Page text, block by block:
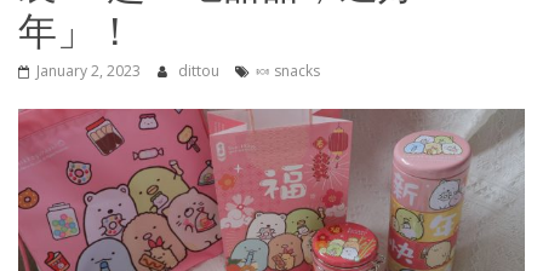
年」！
January 2, 2023 dittou 🍬 snacks